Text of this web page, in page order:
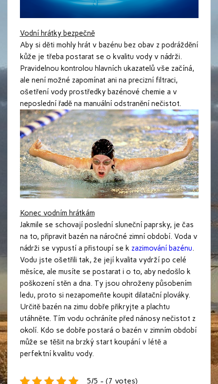
Vodní hrátky bezpečně
Aby si děti mohly hrát v bazénu bez obav z podráždění
kůže je třeba postarat se o kvalitu vody v nádrži.
Pravidelnou kontrolou hlavních ukazatelů vše začíná,
ale není možné zapomínat ani na precizní filtraci,
ošetření vody prostředky bazénové chemie a v
neposlední řadě na manuální odstranění nečistot.
Konec vodním hrátkám
Jakmile se schovají poslední sluneční paprsky, je čas
na to, připravit bazén na náročné zimní období. Voda v
nádrži se vypustí a přistoupí se k zazimování bazénu.
Vodu jste ošetřili tak, že její kvalita vydrží po celé
měsíce, ale musíte se postarat i o to, aby nedošlo k
poškození stěn a dna. Ty jsou ohroženy působením
ledu, proto si nezapomeňte koupit dilatační plováky.
Určitě bazén na zimu dobře přikryjte a plachtu
utáhněte. Tím vodu ochráníte před nánosy nečistot z
okolí. Kdo se dobře postará o bazén v zimním období
může se těšit na brzký start koupání v létě a
perfektní kvalitu vody.
5/5 - (7 votes)